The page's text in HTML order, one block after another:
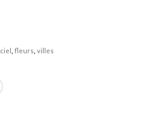
ciel fleurs villes